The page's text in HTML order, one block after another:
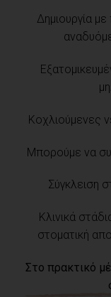
Δημιουργία
Κοχλιούμενες
Μπορούμε να
Σύγκλειση
Κλινικά
στοματική
Στο πρακτικό